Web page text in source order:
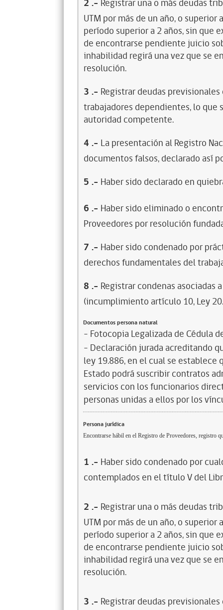
2 .- Registrar una o más deudas
UTM por más de un año, o
período superior a 2 años, sin que
de encontrarse pendiente juicio
inhabilidad regirá una vez que se
resolución.
3 .- Registrar deudas
trabajadores dependientes, lo
autoridad competente.
4 .- La presentación al Registro
documentos falsos, declarado así
5 .- Haber sido declarado en
6 .- Haber sido eliminado o
Proveedores por resolución
7 .- Haber sido condenado por
derechos fundamentales del
8 .- Registrar condenas asociadas
(incumplimiento artículo 10, Ley
Documentos persona natural
- Fotocopia Legalizada de Cédula
- Declaración jurada acreditando
ley 19.886, en el cual se
Estado podrá suscribir contratos
servicios con los funcionarios
personas unidas a ellos por los
Persona jurídica
Encontrarse hábil en el Registro de Proveedores, registro
1 .- Haber sido condenado por
contemplados en el título V del
2 .- Registrar una o más deudas
UTM por más de un año, o
período superior a 2 años, sin que
de encontrarse pendiente juicio
inhabilidad regirá una vez que se
resolución.
3 .- Registrar deudas